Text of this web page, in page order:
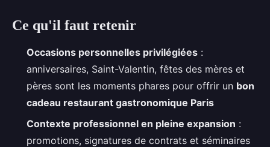
Ce qu'il faut retenir
Occasions personnelles privilégiées :
anniversaires, Saint-Valentin, fêtes des mères et
pères sont les moments phares pour offrir un bon
cadeau restaurant gastronomique Paris
Contexte professionnel en pleine expansion :
promotions, signatures de contrats et séminaires